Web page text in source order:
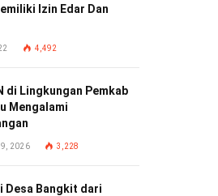
Izin Edar Dan
4,492
di Lingkungan Pemkab
Mengalami
2026 3,228
Desa Bangkit dari